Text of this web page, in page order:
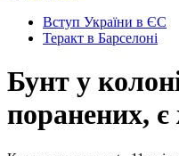
Вступ України в ЄС
Теракт в Барселоні
Бунт у
поранених,